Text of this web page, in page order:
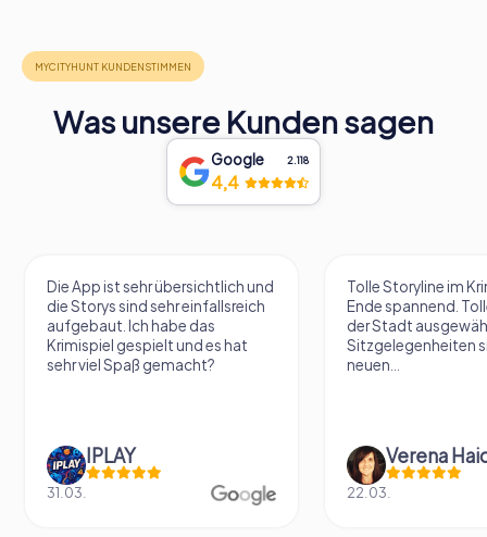
Was unsere Kunden sagen
Google 2.118
4,4
Tolle Storyline im Krimi, bis zum
Ende spannend. Tolle Plätze in
der Stadt ausgewählt, wo immer
Sitzgelegenheiten sind, um die
neuen...
22.03.
Ein tolles Geschenk
Geburtstag ? Der
spannend und die
zu lösen. Wir
auch...
Elke
01.03.